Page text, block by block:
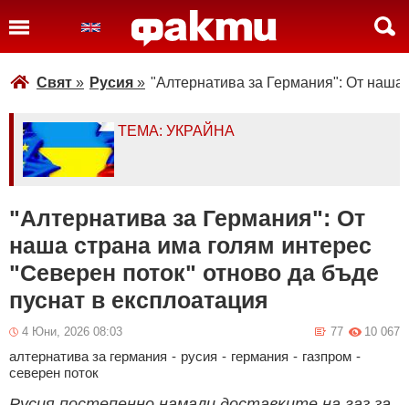
Свят » Русия » "Алтернатива за Германия": От наша
ТЕМА: УКРАЙНА
"Алтернатива за Германия": От
наша страна има голям интерес
"Северен поток" отново да бъде
пуснат в експлоатация
4 Юни, 2026 08:03 10 067
77
алтернатива за германия - русия - германия - газпром -
северен поток